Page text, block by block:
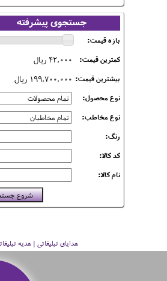
جستجوی پیشرفته
بازه قیمت:
کمترین قیمت:
42,000 ریال
بیشترین قیمت: 199,700,000 ریال
نوع محصول:
نوع مخاطب:
رنگ:
کد کالا:
نام کالا:
هدایای تبلیغاتی | هدیه